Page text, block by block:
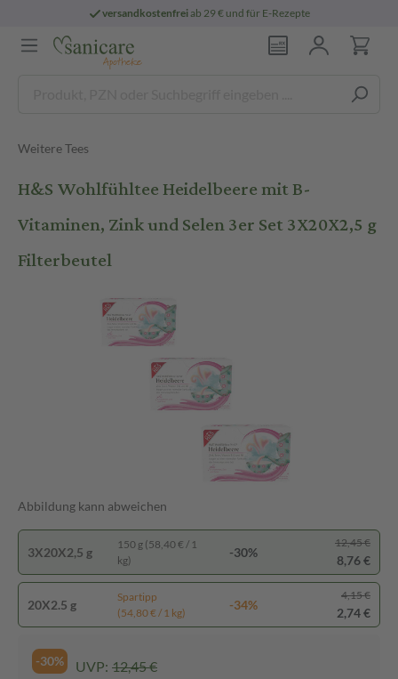
versandkostenfreiab 29 € und für E-Rezepte
Weitere Tees
H&S Wohlfühltee Heidelbeere mit B-
Vitaminen, Zink und Selen 3er Set 3X20X2,5 g
Filterbeutel
Abbildung kann abweichen
3X20X2,5 g
150 g (58,40 € / 1
kg)
-30%
12,45 €
8,76 €
20X2.5 g
Spartipp
(54,80 € / 1 kg)
-34%
4,15 €
2,74 €
-30% UVP: 12,45 €